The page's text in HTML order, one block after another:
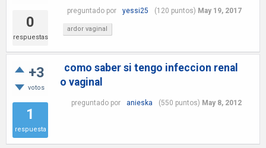
0
respuestas
preguntado por yessi25 (120 puntos) May 19, 2017
ardor vaginal
+3
votos
1
respuesta
como saber si tengo infeccion renal
o vaginal
preguntado por anieska (550 puntos) May 8, 2012